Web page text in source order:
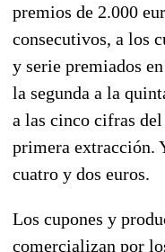
premios de 2.000
consecutivos, a los
y serie premiados
la segunda a la
a las cinco cifras
primera extracción.
cuatro y dos euros.
Los cupones y
comercializan por